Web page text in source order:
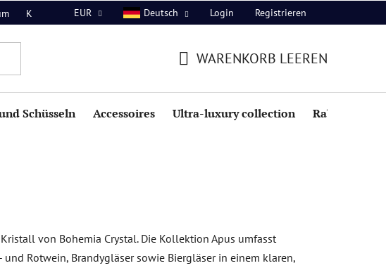
Kontakt EUR Deutsch Login Registrieren
WARENKORB LEEREN
Schüsseln Accessoires Ultra-luxury collection Rabatte
von Bohemia Crystal. Die Kollektion Apus umfasst
Rotwein, Brandygläser sowie Biergläser in einem klaren,